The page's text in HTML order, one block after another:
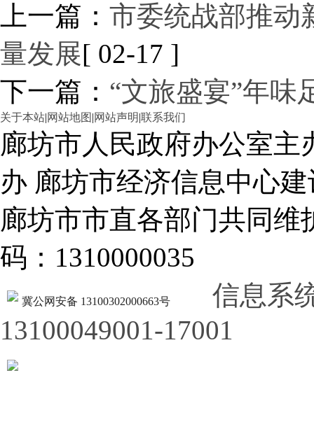
上一篇： 市委统战部推动
量发展[ 02-17 ]
下一篇： “文旅盛宴”年味
关于本站|网站地图 |网站声明|联系我们
廊坊市人民政府办公室
办 廊坊市经济信息中心建
廊坊市市直各部门共同
码：1310000035
冀公网安备 13100302000663号
信息系
13100049001-17001